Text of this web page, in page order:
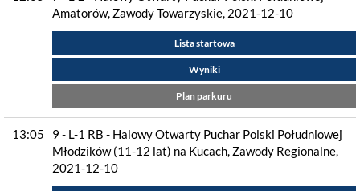
Amatorów, Zawody Towarzyskie, 2021-12-10
Lista startowa
Wyniki
Plan parkuru
13:05
9 - L-1 RB - Halowy Otwarty Puchar Polski Południowej
Młodzików (11-12 lat) na Kucach, Zawody Regionalne,
2021-12-10